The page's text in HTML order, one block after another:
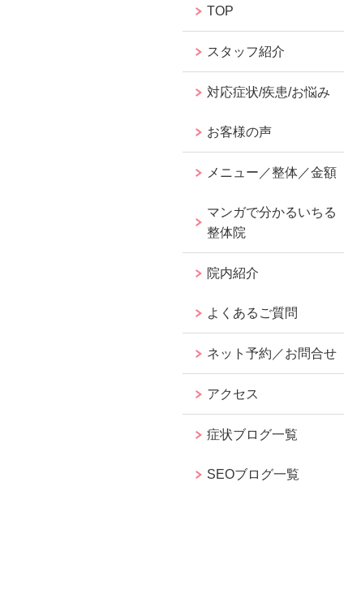
TOP
スタッフ紹介
対応症状/疾患/お悩み
お客様の声
メニュー／整体／金額
マンガで分かるいちる
整体院
院内紹介
よくあるご質問
ネット予約／お問合せ
アクセス
症状ブログ一覧
SEOブログ一覧